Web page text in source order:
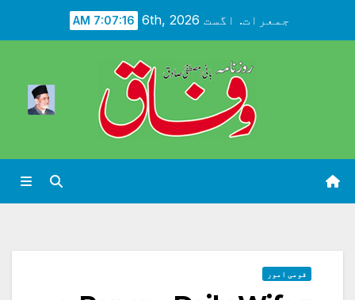
جمعرات. اگست 6th, 2026 7:07:17 AM
قومی امور